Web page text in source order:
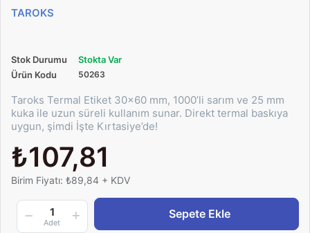
TAROKS
Stok Durumu
Stokta Var
Ürün Kodu
50263
Taroks Termal Etiket 30x60 mm, 1000’li sarım ve 25 mm
kuka ile uzun süreli kullanım sunar. Direkt termal baskıya
uygun, şimdi İşte Kırtasiye’de!
₺107,81
Birim Fiyatı: ₺89,84 + KDV
1
Adet
Sepete Ekle